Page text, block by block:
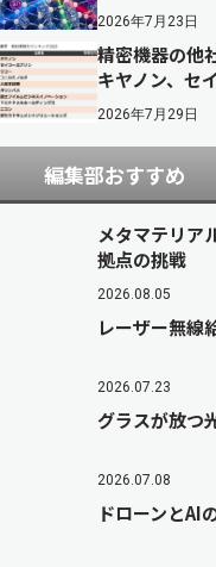
2026年7月23日
精密機器の他
キヤノン、セ
2026年7月29日
編集部おすすめ
メタマテリア
拠点の挑戦
2026.08.05
レーザー無線
2026.07.23
グラスが放つ
2026.07.08
ドローンと